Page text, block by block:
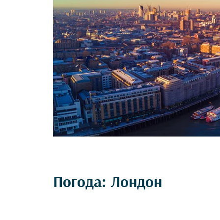
Погода: Лондон